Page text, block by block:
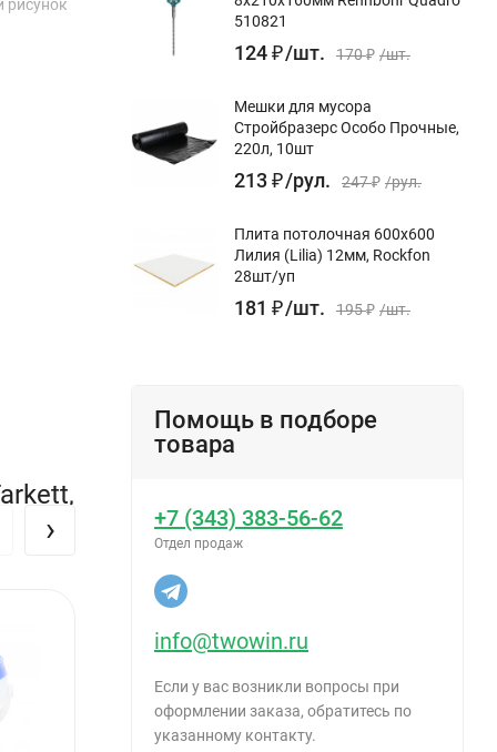
рисунок
›
510821
124₽/шт. 170₽ /шт.
Мешки для мусора
Стройбразерс Особо Прочные,
220л, 10шт
213₽/рул. 247₽ /рул.
Плита потолочная 600х600
Лилия (Lilia) 12мм, Rockfon
28шт/уп
181 ₽/шт. 195₽ /шт.
Помощь в подборе
товара
+7 (343) 383-56-62
Отдел продаж
info@twowin.ru
Если у вас возникли вопросы при
оформлении заказа, обратитесь по
указанному контакту.